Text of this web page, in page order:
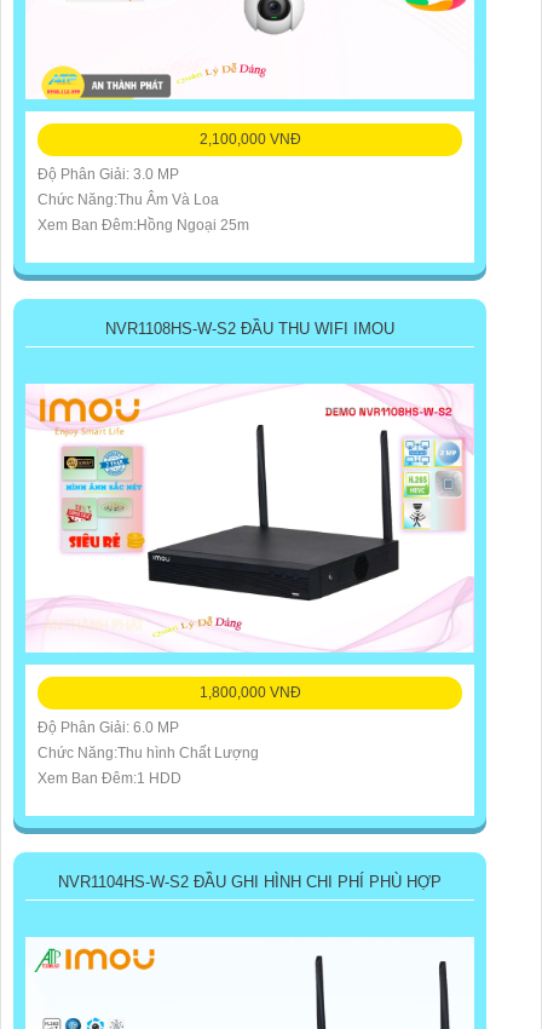
2,100,000 VNĐ
Độ Phân Giải: 3.0 MP
Chức Năng:Thu Âm Và Loa
Xem Ban Đêm:Hồng Ngoại 25m
NVR1108HS-W-S2 ĐẦU THU WIFI IMOU
1,800,000 VNĐ
Độ Phân Giải: 6.0 MP
Chức Năng:Thu hình Chất Lượng
Xem Ban Đêm:1 HDD
NVR1104HS-W-S2 ĐẦU GHI HÌNH CHI PHÍ PHÙ HỢP